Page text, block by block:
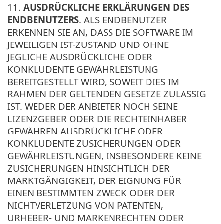
11. AUSDRÜCKLICHE ERKLÄRUNGEN DES
ENDBENUTZERS. ALS ENDBENUTZER
ERKENNEN SIE AN, DASS DIE SOFTWARE IM
JEWEILIGEN IST-ZUSTAND UND OHNE
JEGLICHE AUSDRÜCKLICHE ODER
KONKLUDENTE GEWÄHRLEISTUNG
BEREITGESTELLT WIRD, SOWEIT DIES IM
RAHMEN DER GELTENDEN GESETZE ZULÄSSIG
IST. WEDER DER ANBIETER NOCH SEINE
LIZENZGEBER ODER DIE RECHTEINHABER
GEWÄHREN AUSDRÜCKLICHE ODER
KONKLUDENTE ZUSICHERUNGEN ODER
GEWÄHRLEISTUNGEN, INSBESONDERE KEINE
ZUSICHERUNGEN HINSICHTLICH DER
MARKTGÄNGIGKEIT, DER EIGNUNG FÜR
EINEN BESTIMMTEN ZWECK ODER DER
NICHTVERLETZUNG VON PATENTEN,
URHEBER- UND MARKENRECHTEN ODER